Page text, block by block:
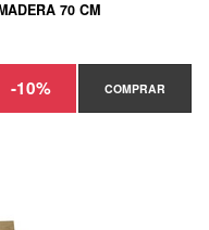
70 CM
-10% COMPRAR